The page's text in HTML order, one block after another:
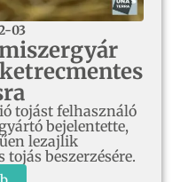
03
tojást felhasználó
bejelentette,
lezajlik
beszerzésére.